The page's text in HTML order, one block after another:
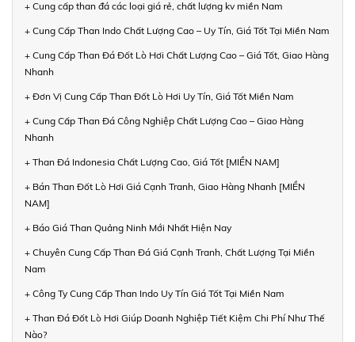
+ Cung cấp than đá các loại giá rẻ, chất lượng kv miền Nam
+ Cung Cấp Than Indo Chất Lượng Cao – Uy Tín, Giá Tốt Tại Miền Nam
+ Cung Cấp Than Đá Đốt Lò Hơi Chất Lượng Cao – Giá Tốt, Giao Hàng
Nhanh
+ Đơn Vị Cung Cấp Than Đốt Lò Hơi Uy Tín, Giá Tốt Miền Nam
+ Cung Cấp Than Đá Công Nghiệp Chất Lượng Cao – Giao Hàng
Nhanh
+ Than Đá Indonesia Chất Lượng Cao, Giá Tốt [MIỀN NAM]
+ Bán Than Đốt Lò Hơi Giá Cạnh Tranh, Giao Hàng Nhanh [MIỀN
NAM]
+ Báo Giá Than Quảng Ninh Mới Nhất Hiện Nay
+ Chuyên Cung Cấp Than Đá Giá Cạnh Tranh, Chất Lượng Tại Miền
Nam
+ Công Ty Cung Cấp Than Indo Uy Tín Giá Tốt Tại Miền Nam
+ Than Đá Đốt Lò Hơi Giúp Doanh Nghiệp Tiết Kiệm Chi Phí Như Thế
Nào?